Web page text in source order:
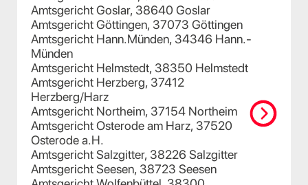
Amtsgericht Goslar, 38640 Goslar
Amtsgericht Göttingen, 37073 Göttingen
Amtsgericht Hann.Münden, 34346 Hann.-
Münden
Amtsgericht Helmstedt, 38350 Helmstedt
Amtsgericht Herzberg, 37412
Herzberg/Harz
Amtsgericht Northeim, 37154 Northeim
Amtsgericht Osterode am Harz, 37520
Osterode a.H.
Amtsgericht Salzgitter, 38226 Salzgitter
Amtsgericht Seesen, 38723 Seesen